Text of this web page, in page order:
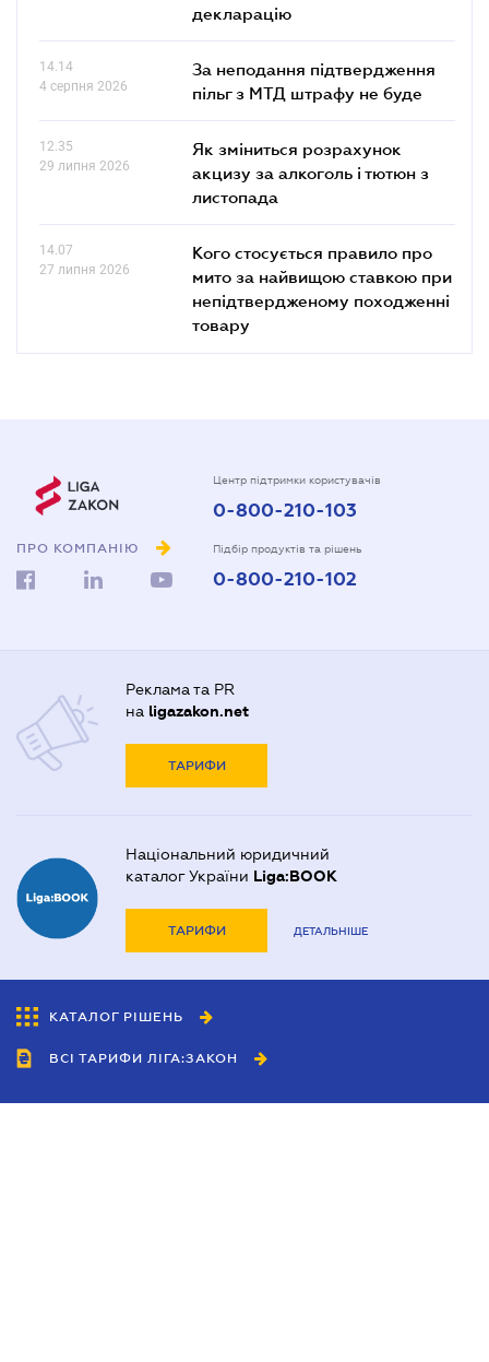
декларацію
14.14
4 серпня 2026
За неподання підтвердження
пільг з МТД штрафу не буде
12.35
29 липня 2026
Як зміниться розрахунок
акцизу за алкоголь і тютюн з
листопада
14.07
27 липня 2026
Кого стосується правило про
мито за найвищою ставкою при
непідтвердженому походженні
товару
ПРО КОМПАНІЮ
Центр підтримки користувачів
0-800-210-103
Підбір продуктів та рішень
0-800-210-102
Реклама та PR
на ligazakon.net
ТАРИФИ
Національний юридичний
каталог України Liga:BOOK
ТАРИФИ ДЕТАЛЬНІШЕ
КАТАЛОГ РІШЕНЬ
ВСІ ТАРИФИ ЛІГА:ЗАКОН